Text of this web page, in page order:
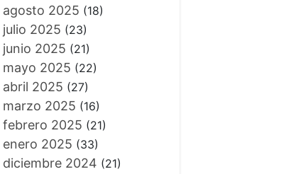
agosto 2025 (18)
julio 2025 (23)
junio 2025 (21)
mayo 2025 (22)
abril 2025 (27)
marzo 2025 (16)
febrero 2025 (21)
enero 2025 (33)
diciembre 2024 (21)